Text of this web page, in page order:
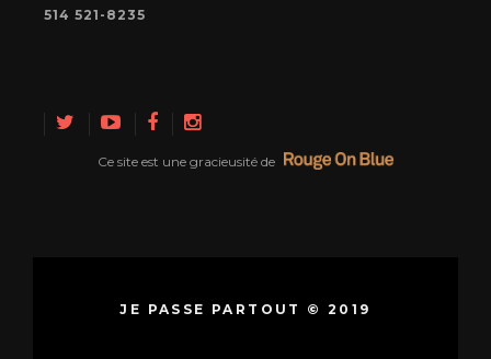
514 521-8235
Ce site est une gracieusité de
JE PASSE PARTOUT © 2019